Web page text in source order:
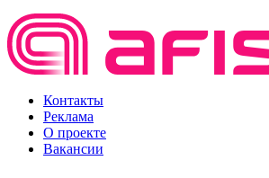
Контакты
Реклама
О проекте
Вакансии